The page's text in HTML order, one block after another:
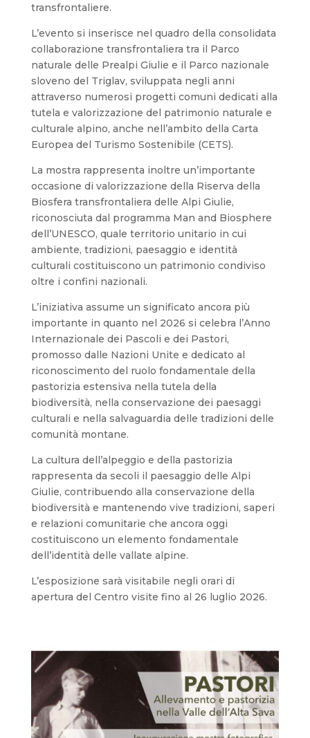
transfrontaliere.
L’evento si inserisce nel quadro della consolidata
collaborazione transfrontaliera tra il Parco
naturale delle Prealpi Giulie e il Parco nazionale
sloveno del Triglav, sviluppata negli anni
attraverso numerosi progetti comuni dedicati alla
tutela e valorizzazione del patrimonio naturale e
culturale alpino, anche nell’ambito della Carta
Europea del Turismo Sostenibile (CETS).
La mostra rappresenta inoltre un’importante
occasione di valorizzazione della Riserva della
Biosfera transfrontaliera delle Alpi Giulie,
riconosciuta dal programma Man and Biosphere
dell’UNESCO, quale territorio unitario in cui
ambiente, tradizioni, paesaggio e identità
culturali costituiscono un patrimonio condiviso
oltre i confini nazionali.
L’iniziativa assume un significato ancora più
importante in quanto nel 2026 si celebra l’Anno
Internazionale dei Pascoli e dei Pastori,
promosso dalle Nazioni Unite e dedicato al
riconoscimento del ruolo fondamentale della
pastorizia estensiva nella tutela della
biodiversità, nella conservazione dei paesaggi
culturali e nella salvaguardia delle tradizioni delle
comunità montane.
La cultura dell’alpeggio e della pastorizia
rappresenta da secoli il paesaggio delle Alpi
Giulie, contribuendo alla conservazione della
biodiversità e mantenendo vive tradizioni, saperi
e relazioni comunitarie che ancora oggi
costituiscono un elemento fondamentale
dell’identità delle vallate alpine.
L’esposizione sarà visitabile negli orari di
apertura del Centro visite fino al 26 luglio 2026.